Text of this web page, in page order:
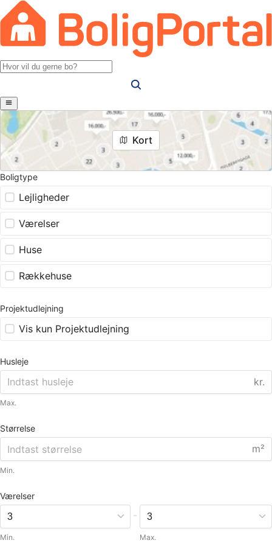
Kort
Boligtype
Lejligheder
Værelser
Huse
Rækkehuse
Projektudlejning
Vis kun Projektudlejning
Husleje
kr.
Max.
Størrelse
m²
Min.
Værelser
Min.
-
Max.